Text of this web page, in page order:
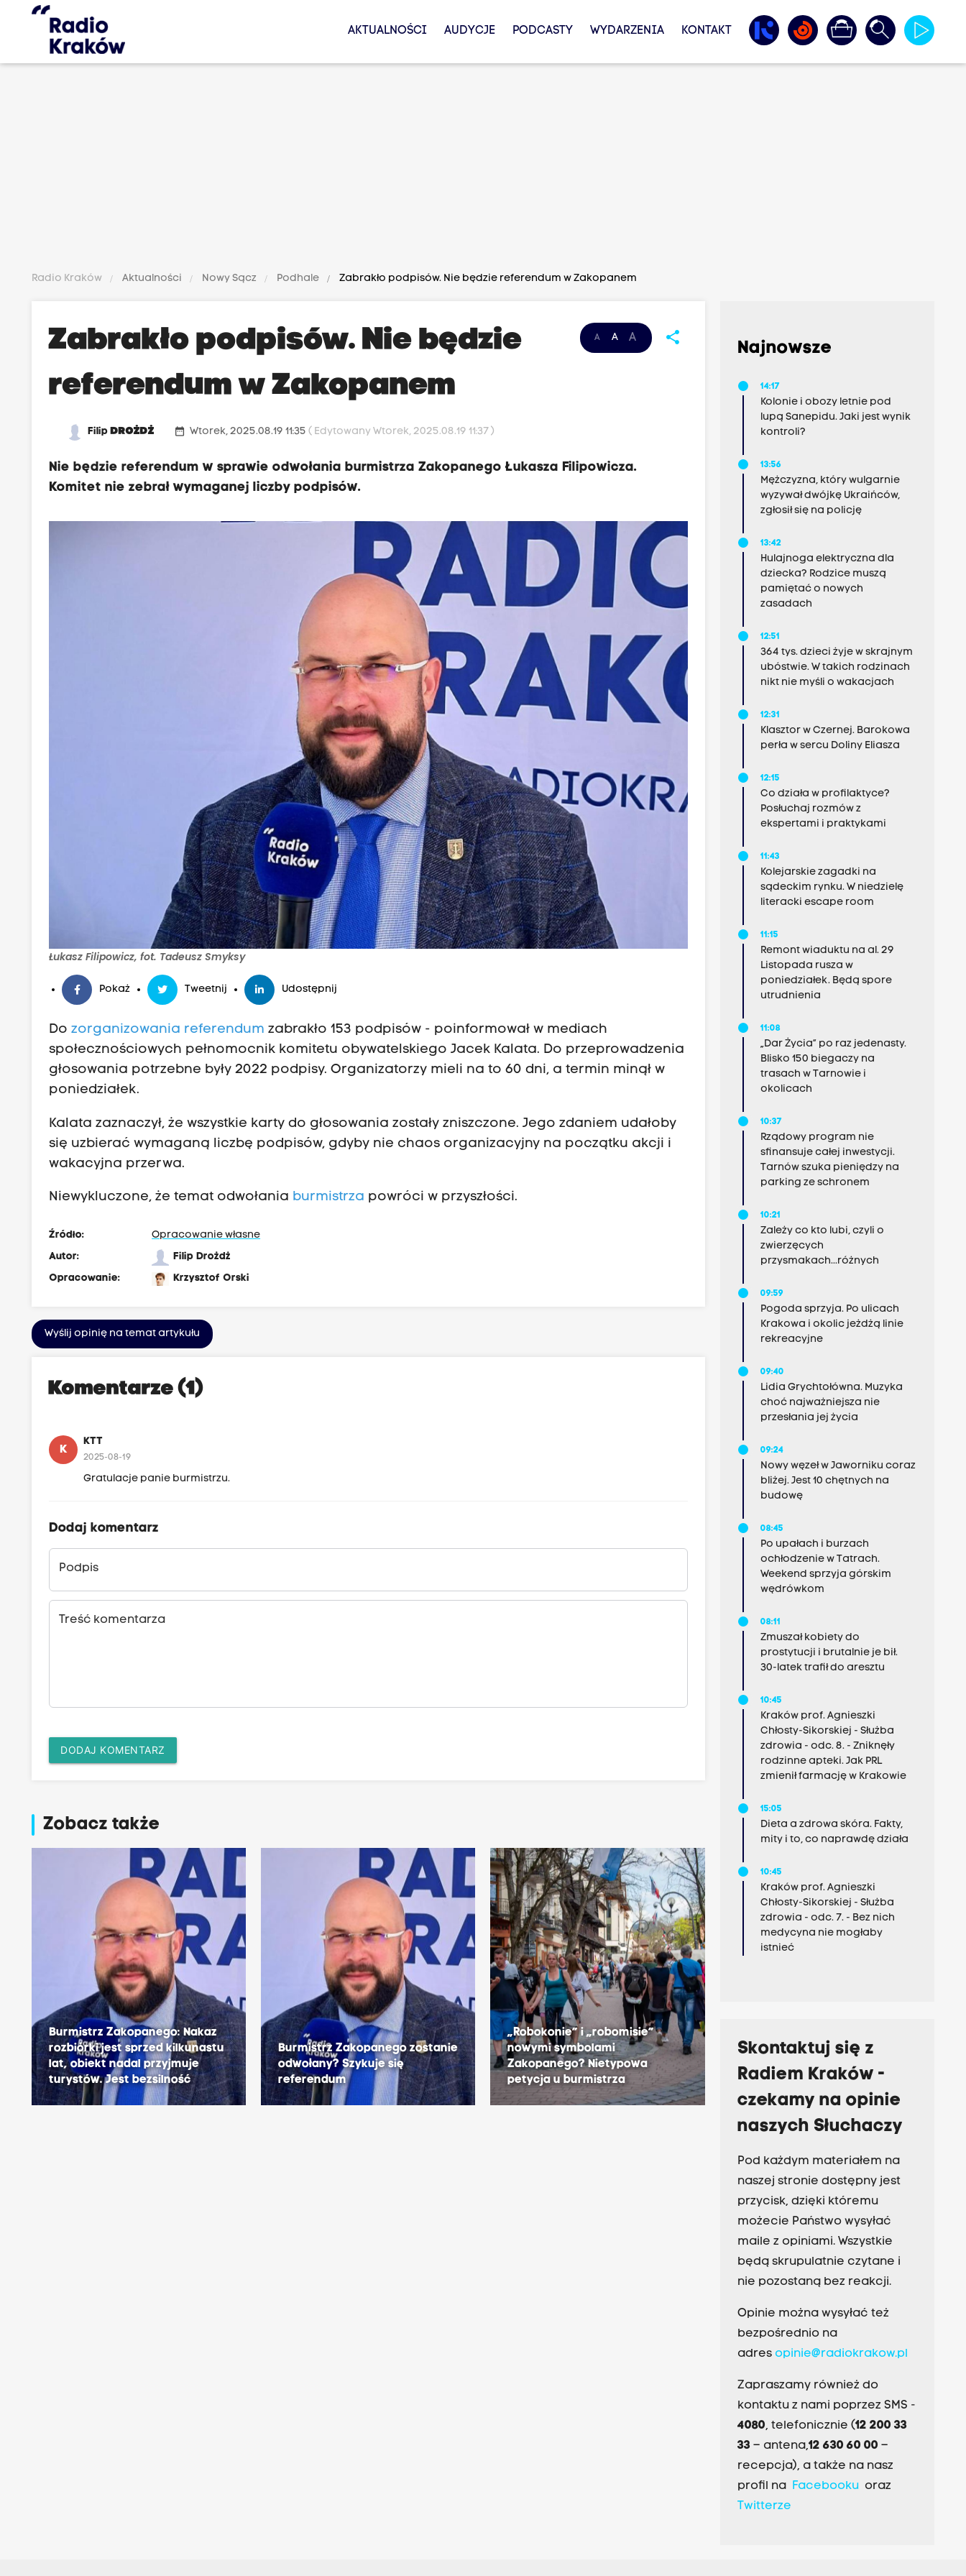
AKTUALNOŚCI AUDYCJE PODCASTY WYDARZENIA KONTAKT
Radio Kraków Aktualności Nowy Sącz Podhale Zabrakło podpisów. Nie będzie referendum w Zakopanem
A A A share
Zabrakło podpisów. Nie będzie
referendum w Zakopanem
FilipDROŻDŻ date_range Wtorek, 2025.08.19 11:35( Edytowany Wtorek, 2025.08.19 11:37 )
Nie będzie referendum w sprawie odwołania burmistrza Zakopanego Łukasza Filipowicza.
Komitet nie zebrał wymaganej liczby podpisów.
Łukasz Filipowicz, fot. Tadeusz Smyksy
Pokaż Tweetnij Udostępnij
Dozorganizowania referendum zabrakło 153 podpisów - poinformował w mediach
społecznościowych pełnomocnik komitetu obywatelskiego Jacek Kalata. Do przeprowadzenia
głosowania potrzebne były 2022 podpisy. Organizatorzy mieli na to 60 dni, a termin minął w
poniedziałek.
Kalata zaznaczył, że wszystkie karty do głosowania zostały zniszczone. Jego zdaniem udałoby
się uzbierać wymaganą liczbę podpisów, gdyby nie chaos organizacyjny na początku akcji i
wakacyjna przerwa.
Niewykluczone, że temat odwołania burmistrza powróci w przyszłości.
Źródło:
Opracowanie własne
Autor:
Filip Drożdż
Opracowanie:
Krzysztof Orski
Wyślij opinię na temat artykułu
Komentarze (1)
K
KTT
2025-08-19
Gratulacje panie burmistrzu.
Dodaj komentarz
Podpis
Treść komentarza
DODAJ KOMENTARZ
Zobacz także
Burmistrz Zakopanego: Nakaz
rozbiórki jest sprzed kilkunastu
lat, obiekt nadal przyjmuje
turystów. Jest bezsilność
Burmistrz Zakopanego zostanie
odwołany? Szykuje się
referendum
„Robokonie” i „robomisie”
nowymi symbolami
Zakopanego? Nietypowa
petycja u burmistrza
Najnowsze
14:17
Kolonie i obozy letnie pod
lupą Sanepidu. Jaki jest wynik
kontroli?
13:56
Mężczyzna, który wulgarnie
wyzywał dwójkę Ukraińców,
zgłosił się na policję
13:42
Hulajnoga elektryczna dla
dziecka? Rodzice muszą
pamiętać o nowych
zasadach
12:51
364 tys. dzieci żyje w skrajnym
ubóstwie. W takich rodzinach
nikt nie myśli o wakacjach
12:31
Klasztor w Czernej. Barokowa
perła w sercu Doliny Eliasza
12:15
Co działa w profilaktyce?
Posłuchaj rozmów z
ekspertami i praktykami
11:43
Kolejarskie zagadki na
sądeckim rynku. W niedzielę
literacki escape room
11:15
Remont wiaduktu na al. 29
Listopada rusza w
poniedziałek. Będą spore
utrudnienia
11:08
„Dar Życia” po raz jedenasty.
Blisko 150 biegaczy na
trasach w Tarnowie i
okolicach
10:37
Rządowy program nie
sfinansuje całej inwestycji.
Tarnów szuka pieniędzy na
parking ze schronem
10:21
Zależy co kto lubi, czyli o
zwierzęcych
przysmakach...różnych
09:59
Pogoda sprzyja. Po ulicach
Krakowa i okolic jeżdżą linie
rekreacyjne
09:40
Lidia Grychtołówna. Muzyka
choć najważniejsza nie
przesłania jej życia
09:24
Nowy węzeł w Jaworniku coraz
bliżej. Jest 10 chętnych na
budowę
08:45
Po upałach i burzach
ochłodzenie w Tatrach.
Weekend sprzyja górskim
wędrówkom
08:11
Zmuszał kobiety do
prostytucji i brutalnie je bił.
30-latek trafił do aresztu
10:45
Kraków prof. Agnieszki
Chłosty-Sikorskiej - Służba
zdrowia - odc. 8. - Zniknęły
rodzinne apteki. Jak PRL
zmienił farmację w Krakowie
15:05
Dieta a zdrowa skóra. Fakty,
mity i to, co naprawdę działa
10:45
Kraków prof. Agnieszki
Chłosty-Sikorskiej - Służba
zdrowia - odc. 7. - Bez nich
medycyna nie mogłaby
istnieć
Skontaktuj się z
Radiem Kraków -
czekamy na opinie
naszych Słuchaczy
Pod każdym materiałem na
naszej stronie dostępny jest
przycisk, dzięki któremu
możecie Państwo wysyłać
maile z opiniami. Wszystkie
będą skrupulatnie czytane i
nie pozostaną bez reakcji.
Opinie można wysyłać też
bezpośrednio na
adres opinie@radiokrakow.pl
Zapraszamy również do
kontaktu z nami poprzez SMS -
4080, telefonicznie (12 200 33
33– antena,12 630 60 00 –
recepcja), a także na nasz
profil na Facebookuoraz
Twitterze